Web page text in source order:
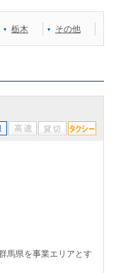
栃木 その他
馬県を事業エリアとす